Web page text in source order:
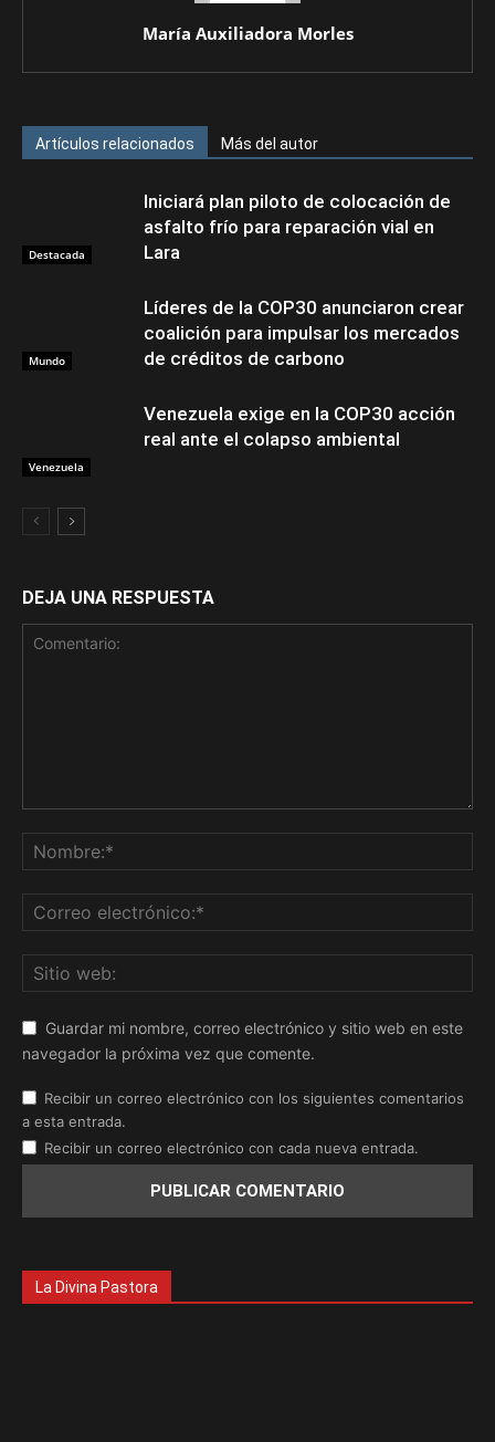
María Auxiliadora Morles
Artículos relacionados Más del autor
Destacada
Iniciará plan piloto de colocación de
asfalto frío para reparación vial en
Lara
Mundo
Líderes de la COP30 anunciaron crear
coalición para impulsar los mercados
de créditos de carbono
Venezuela
Venezuela exige en la COP30 acción
real ante el colapso ambiental
DEJA UNA RESPUESTA
Guardar mi nombre, correo electrónico y sitio web en este
navegador la próxima vez que comente.
Recibir un correo electrónico con los siguientes comentarios
a esta entrada.
Recibir un correo electrónico con cada nueva entrada.
La Divina Pastora